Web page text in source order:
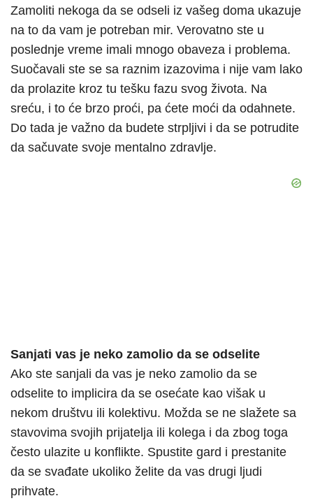
Zamoliti nekoga da se odseli iz vašeg doma ukazuje
na to da vam je potreban mir. Verovatno ste u
poslednje vreme imali mnogo obaveza i problema.
Suočavali ste se sa raznim izazovima i nije vam lako
da prolazite kroz tu tešku fazu svog života. Na
sreću, i to će brzo proći, pa ćete moći da odahnete.
Do tada je važno da budete strpljivi i da se potrudite
da sačuvate svoje mentalno zdravlje.
Sanjati vas je neko zamolio da se odselite
Ako ste sanjali da vas je neko zamolio da se
odselite to implicira da se osećate kao višak u
nekom društvu ili kolektivu. Možda se ne slažete sa
stavovima svojih prijatelja ili kolega i da zbog toga
često ulazite u konflikte. Spustite gard i prestanite
da se svađate ukoliko želite da vas drugi ljudi
prihvate.